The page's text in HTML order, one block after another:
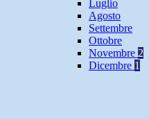
Luglio
Agosto
Settembre
Ottobre
Novembre 2
Dicembre 1